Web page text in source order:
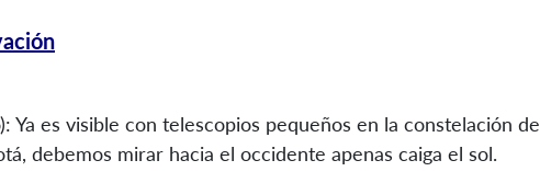
Ya es visible con telescopios pequeños en la constelación de
debemos mirar hacia el occidente apenas caiga el sol.